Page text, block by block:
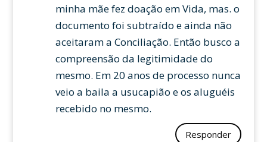
minha mãe fez doação em Vida, mas. o
documento foi subtraído e ainda não
aceitaram a Conciliação. Então busco a
compreensão da legitimidade do
mesmo. Em 20 anos de processo nunca
veio a baila a usucapião e os aluguéis
recebido no mesmo.
Responder